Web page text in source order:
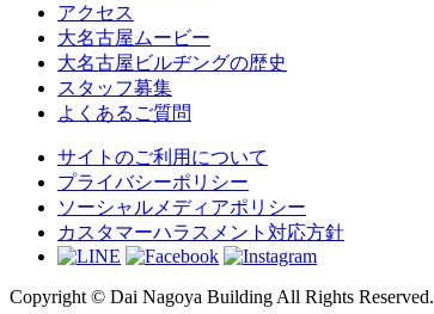
アクセス
大名古屋ムービー
大名古屋ビルヂングの歴史
スタッフ募集
よくあるご質問
サイトのご利用について
プライバシーポリシー
ソーシャルメディアポリシー
カスタマーハラスメント対応方針
Copyright © Dai Nagoya Building All Rights Reserved.